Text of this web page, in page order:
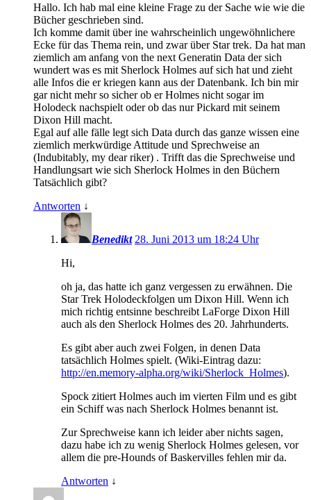
Hallo. Ich hab mal eine kleine Frage zu der Sache wie wie die
Bücher geschrieben sind.
Ich komme damit über ine wahrscheinlich ungewöhnlichere
Ecke für das Thema rein, und zwar über Star trek. Da hat man
ziemlich am anfang von the next Generatin Data der sich
wundert was es mit Sherlock Holmes auf sich hat und zieht
alle Infos die er kriegen kann aus der Datenbank. Ich bin mir
gar nicht mehr so sicher ob er Holmes nicht sogar im
Holodeck nachspielt oder ob das nur Pickard mit seinem
Dixon Hill macht.
Egal auf alle fälle legt sich Data durch das ganze wissen eine
ziemlich merkwürdige Attitude und Sprechweise an
(Indubitably, my dear riker) . Trifft das die Sprechweise und
Handlungsart wie sich Sherlock Holmes in den Büchern
Tatsächlich gibt?
Antworten ↓
Benedikt 28. Juni 2013 um 18:24 Uhr
Hi,
oh ja, das hatte ich ganz vergessen zu erwähnen. Die
Star Trek Holodeckfolgen um Dixon Hill. Wenn ich
mich richtig entsinne beschreibt LaForge Dixon Hill
auch als den Sherlock Holmes des 20. Jahrhunderts.
Es gibt aber auch zwei Folgen, in denen Data
tatsächlich Holmes spielt. (Wiki-Eintrag dazu:
http://en.memory-alpha.org/wiki/Sherlock_Holmes).
Spock zitiert Holmes auch im vierten Film und es gibt
ein Schiff was nach Sherlock Holmes benannt ist.
Zur Sprechweise kann ich leider aber nichts sagen,
dazu habe ich zu wenig Sherlock Holmes gelesen, vor
allem die pre-Hounds of Baskervilles fehlen mir da.
Antworten ↓